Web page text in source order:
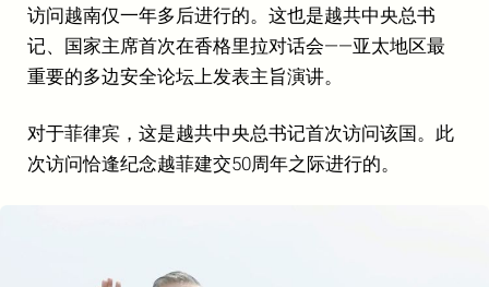
访问越南仅一年多后进行的。这也是越共中央总书
记、国家主席首次在香格里拉对话会——亚太地区最
重要的多边安全论坛上发表主旨演讲。
对于菲律宾，这是越共中央总书记首次访问该国。此
次访问恰逢纪念越菲建交50周年之际进行的。